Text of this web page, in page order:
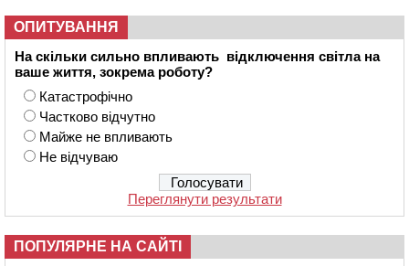
ОПИТУВАННЯ
На скільки сильно впливають відключення світла на
ваше життя, зокрема роботу?
Катастрофічно
Частково відчутно
Майже не впливають
Не відчуваю
Переглянути результати
ПОПУЛЯРНЕ НА САЙТІ